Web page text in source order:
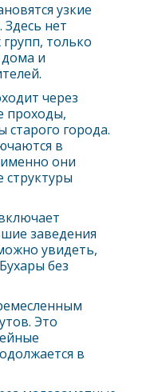
узкие
нет
только
и
через
проходы,
города.
в
они
заведения
увидеть,
без
Это
в